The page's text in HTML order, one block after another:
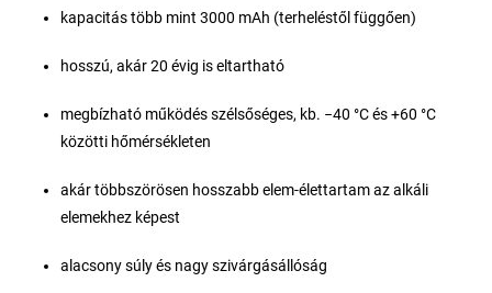
kapacitás több mint 3000 mAh (terheléstől függően)
hosszú, akár 20 évig is eltartható
megbízható működés szélsőséges, kb. −40 °C és +60 °C
közötti hőmérsékleten
akár többszörösen hosszabb elem-élettartam az alkáli
elemekhez képest
alacsony súly és nagy szivárgásállóság